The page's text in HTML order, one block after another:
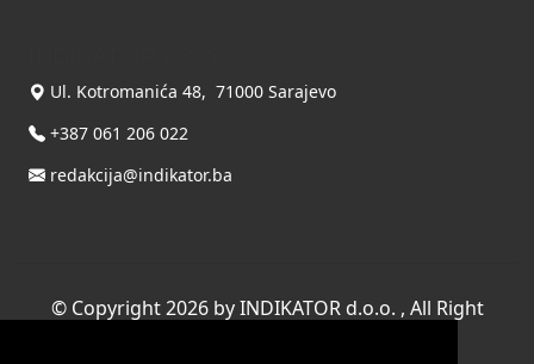
Ul. Kotromanića 48, 71000 Sarajevo
+387 061 206 022
redakcija@indikator.ba
© Copyright 2026 by INDIKATOR d.o.o. , All Right